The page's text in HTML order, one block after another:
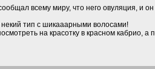
всему миру, что него овуляция, и
тип с шикааарными волосами!
на красотку в красном